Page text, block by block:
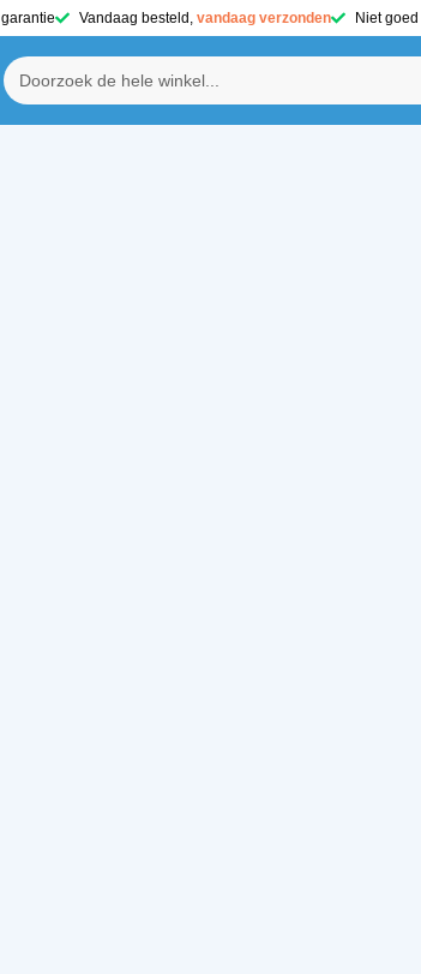
garantie Vandaag besteld, vandaag verzonden Niet goed